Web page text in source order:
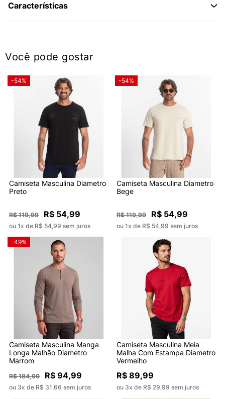
Características
Você pode gostar
-54%
Camiseta Masculina Diametro
Preto
R$ 119,99 R$ 54,99
ou 1x de R$ 54,99 sem juros
-54%
Camiseta Masculina Diametro
Bege
R$ 119,99 R$ 54,99
ou 1x de R$ 54,99 sem juros
-49%
Camiseta Masculina Manga
Longa Malhão Diametro
Marrom
R$ 184,99 R$ 94,99
ou 3x de R$ 31,66 sem juros
Camiseta Masculina Meia
Malha Com Estampa Diametro
Vermelho
R$ 89,99
ou 3x de R$ 29,99 sem juros